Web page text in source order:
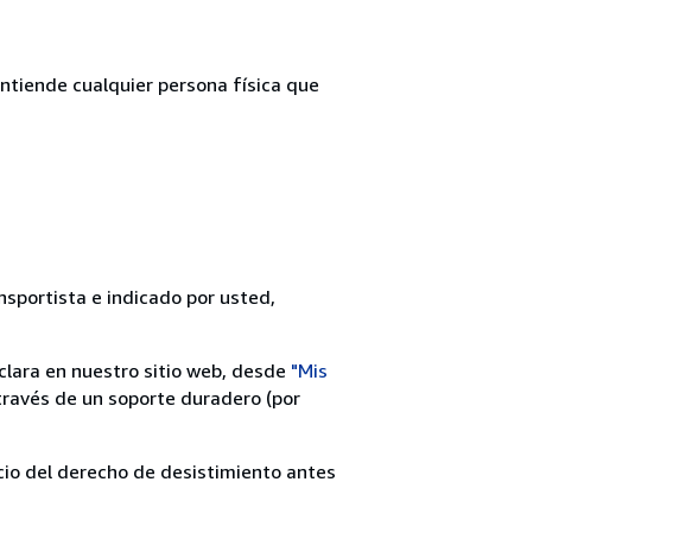
cualquier persona física que
e indicado por usted,
en nuestro sitio web, desde "Mis
de un soporte duradero (por
del derecho de desistimiento antes